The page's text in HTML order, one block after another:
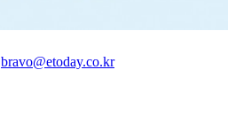
bravo@etoday.co.kr